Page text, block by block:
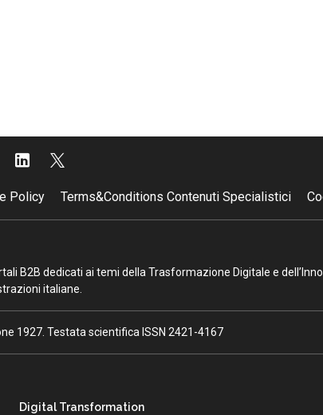
Policy Terms&Conditions Contenuti Specialistici
B2B dedicati ai temi della Trasformazione Digitale e
italiane.
1927. Testata scientifica ISSN 2421-4167
Digital Transformation